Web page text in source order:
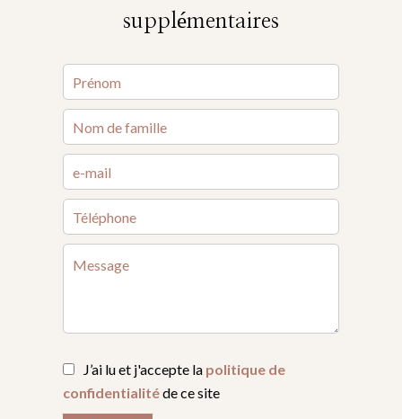
supplémentaires
J’ai lu et j'accepte la politique de
confidentialitéde ce site